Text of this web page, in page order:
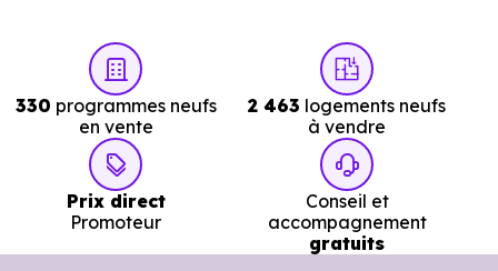
directement aux
logements neufs en livraison
immédiate à Cranves-Sales (74380)
disponibles.
Nos conseillers vous permettent de :
Cibler les bons biens dès le départ.
Éviter les annonces obsolètes.
330 programmes neufs
en vente
2 463 logements neufs
à vendre
Prix direct
Promoteur
Conseil et
accompagnement
gratuits